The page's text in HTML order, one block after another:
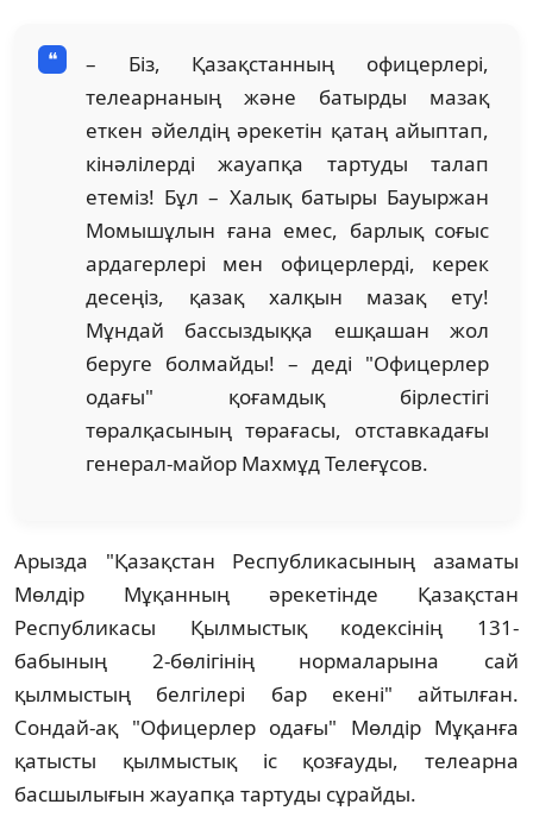
– Біз, Қазақстанның офицерлері,
телеарнаның және батырды мазақ
еткен әйелдің әрекетін қатаң айыптап,
кінәлілерді жауапқа тартуды талап
етеміз! Бұл – Халық батыры Бауыржан
Момышұлын ғана емес, барлық соғыс
ардагерлері мен офицерлерді, керек
десеңіз, қазақ халқын мазақ ету!
Мұндай бассыздыққа ешқашан жол
беруге болмайды! – деді "Офицерлер
одағы" қоғамдық бірлестігі
төралқасының төрағасы, отставкадағы
генерал-майор Махмұд Телеғұсов.
Арызда "Қазақстан Республикасының азаматы
Мөлдір Мұқанның әрекетінде Қазақстан
Республикасы Қылмыстық кодексінің 131-
бабының 2-бөлігінің нормаларына сай
қылмыстың белгілері бар екені" айтылған.
Сондай-ақ "Офицерлер одағы" Мөлдір Мұқанға
қатысты қылмыстық іс қозғауды, телеарна
басшылығын жауапқа тартуды сұрайды.